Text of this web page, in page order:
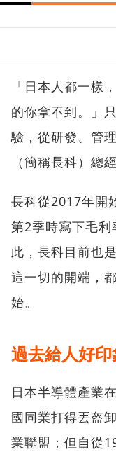
「日本人都一樣
的你拿不到。」
驗，從研發、管
（簡稱長科）總
長科從2017年開
第2季時寫下毛
此，長科目前也
這一切的開端，
始。
過去給人好
日本半導體產業
國同業打得丟盔
業聯盟；但自從